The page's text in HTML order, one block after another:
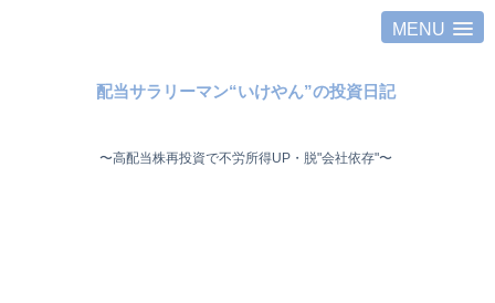
MENU
配当サラリーマン“いけやん”の投資日記 ​
〜高配当株再投資で不労所得UP・脱"会社依存"〜 ​